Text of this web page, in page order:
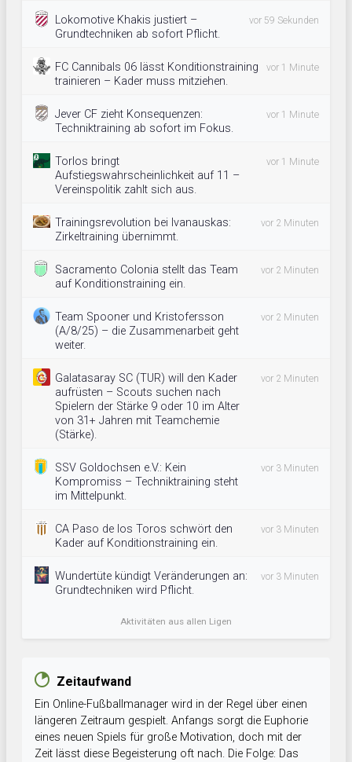
Lokomotive Khakis justiert –
Grundtechniken ab sofort Pflicht.
vor 59 Sekunden
FC Cannibals 06 lässt Konditionstraining
trainieren – Kader muss mitziehen.
vor 1 Minute
Jever CF zieht Konsequenzen:
Techniktraining ab sofort im Fokus.
vor 1 Minute
Torlos bringt
Aufstiegswahrscheinlichkeit auf 11 –
Vereinspolitik zahlt sich aus.
vor 1 Minute
Trainingsrevolution bei Ivanauskas:
Zirkeltraining übernimmt.
vor 2 Minuten
Sacramento Colonia stellt das Team
auf Konditionstraining ein.
vor 2 Minuten
Team Spooner und Kristofersson
(A/8/25) – die Zusammenarbeit geht
weiter.
vor 2 Minuten
Galatasaray SC (TUR) will den Kader
aufrüsten – Scouts suchen nach
Spielern der Stärke 9 oder 10 im Alter
von 31+ Jahren mit Teamchemie
(Stärke).
vor 2 Minuten
SSV Goldochsen e.V.: Kein
Kompromiss – Techniktraining steht
im Mittelpunkt.
vor 3 Minuten
CA Paso de los Toros schwört den
Kader auf Konditionstraining ein.
vor 3 Minuten
Wundertüte kündigt Veränderungen an:
Grundtechniken wird Pflicht.
vor 3 Minuten
Aktivitäten aus allen Ligen
Zeitaufwand
Ein Online-Fußballmanager wird in der Regel über einen
längeren Zeitraum gespielt. Anfangs sorgt die Euphorie
eines neuen Spiels für große Motivation, doch mit der
Zeit lässt diese Begeisterung oft nach. Die Folge: Das